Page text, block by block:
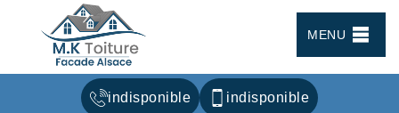
MENU
indisponible indisponible